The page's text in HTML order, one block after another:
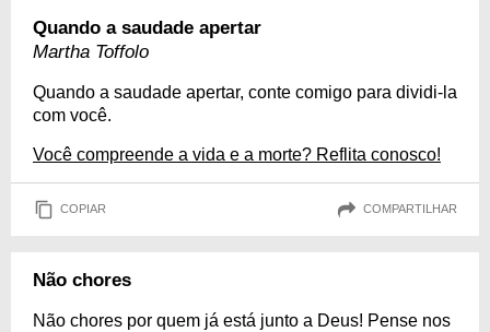
Quando a saudade apertar
Martha Toffolo
Quando a saudade apertar, conte comigo para dividi-la
com você.
Você compreende a vida e a morte? Reflita conosco!
COPIAR COMPARTILHAR
Não chores
Não chores por quem já está junto a Deus! Pense nos